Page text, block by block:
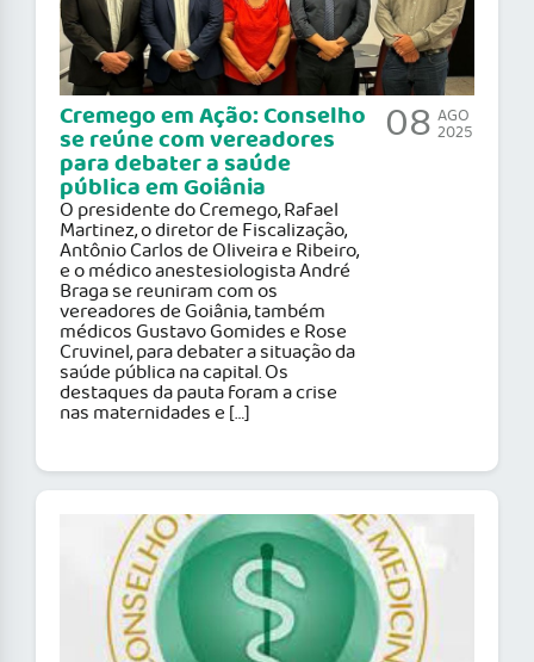
Cremego em Ação: Conselho
se reúne com vereadores
para debater a saúde
pública em Goiânia
O presidente do Cremego, Rafael
Martinez, o diretor de Fiscalização,
Antônio Carlos de Oliveira e Ribeiro,
e o médico anestesiologista André
Braga se reuniram com os
vereadores de Goiânia, também
médicos Gustavo Gomides e Rose
Cruvinel, para debater a situação da
saúde pública na capital. Os
destaques da pauta foram a crise
nas maternidades e […]
08 AGO
2025